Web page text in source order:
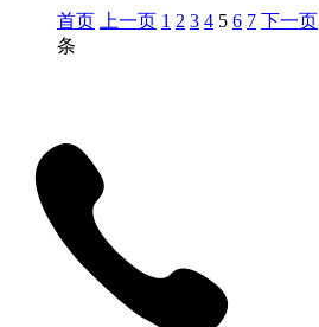
首页 上一页 1 2 3 4 5 6 7 下一页
条